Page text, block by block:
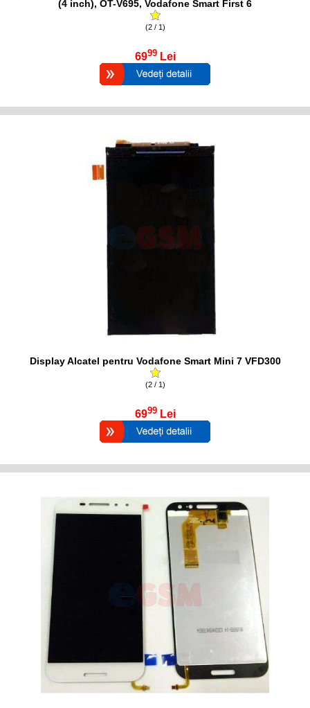
(4 inch), OT-V695, Vodafone Smart First 6
(2 / 1)
6999 Lei
Display Alcatel pentru Vodafone Smart Mini 7 VFD300
(2 / 1)
6999 Lei